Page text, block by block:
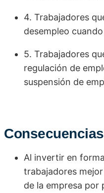
4. Trabajadores
desempleo
5. Trabajadores
regulación de
suspensión de
Al invertir en
trabajadores
de la empresa por